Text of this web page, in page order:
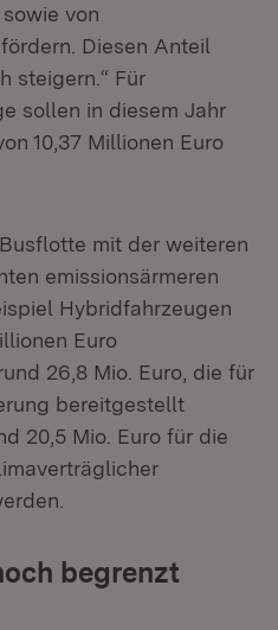
von
Diesen Anteil
steigern.“ Für
sollen in diesem Jahr
10,37 Millionen Euro
mit der weiteren
emissionsärmeren
Hybridfahrzeugen
Euro
26,8 Mio. Euro, die für
bereitgestellt
20,5 Mio. Euro für die
begrenzt